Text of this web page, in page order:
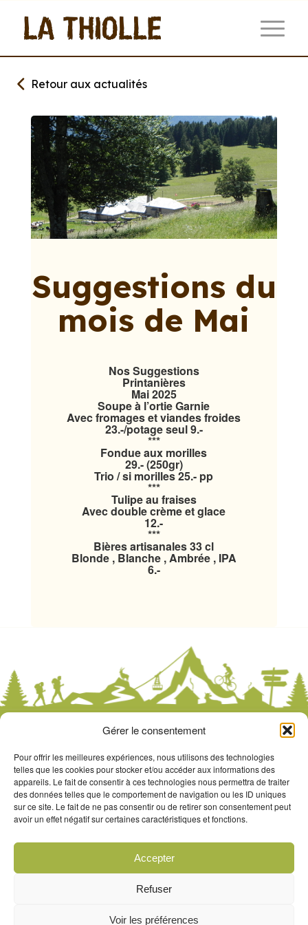
Gérer le consentement
Pour offrir les meilleures expériences, nous utilisons des technologies
telles que les cookies pour stocker et/ou accéder aux informations des
appareils. Le fait de consentir à ces technologies nous permettra de traiter
des données telles que le comportement de navigation ou les ID uniques
sur ce site. Le fait de ne pas consentir ou de retirer son consentement peut
avoir un effet négatif sur certaines caractéristiques et fonctions.
Accepter
Refuser
Voir les préférences
Retour aux actualités
Suggestions du
mois de Mai
Nos Suggestions
Printanières
Mai 2025
Soupe à l’ortie Garnie
Avec fromages et viandes froides
23.-/potage seul 9.-
***
Fondue aux morilles
29.- (250gr)
Trio / si morilles 25.- pp
***
Tulipe au fraises
Avec double crème et glace
12.-
***
Bières artisanales 33 cl
Blonde , Blanche , Ambrée , IPA
6.-
Réservation uniquement par
téléphone, merci d’avance
021 843 27 24
© Copyright 2026 -La Thiolle